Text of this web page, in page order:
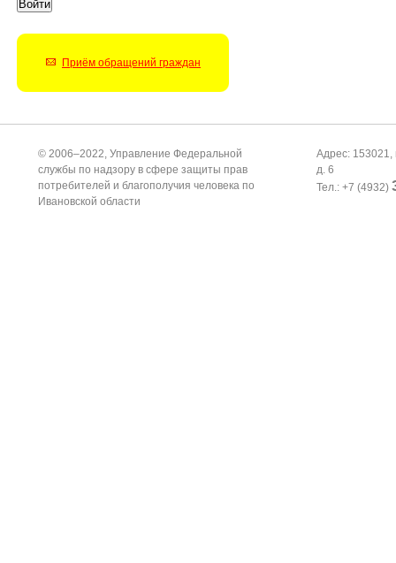
Приём обращений граждан
© 2006–2022, Управление Федеральной
службы по надзору в сфере защиты прав
потребителей и благополучия человека по
Ивановской области
Адрес: 153021,
д. 6
Тел.: +7 (4932)